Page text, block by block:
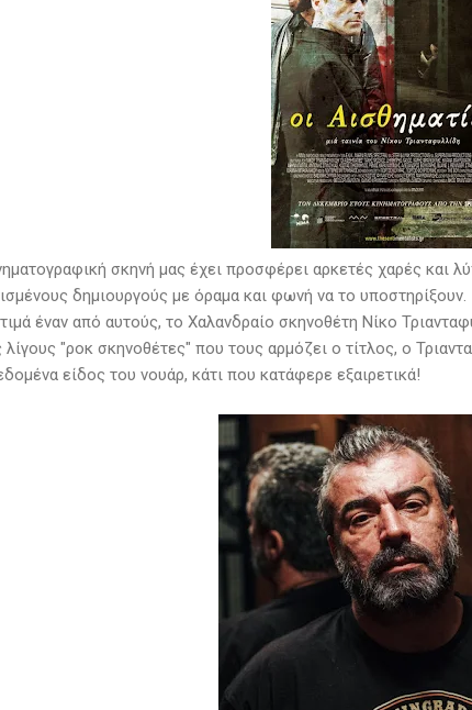
σκηνή μας έχει προσφέρει αρκετές χαρές και
δημιουργούς με όραμα και φωνή να το υποστηρίξουν.
έναν από αυτούς, το Χαλανδραίο σκηνοθέτη Νίκο
"ροκ σκηνοθέτες" που τους αρμόζει ο τίτλος, ο
είδος του νουάρ, κάτι που κατάφερε εξαιρετικά!